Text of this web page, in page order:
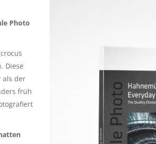
Photo
Diese
als der
früh